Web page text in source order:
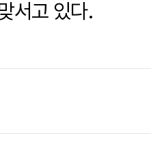
서고 있다.